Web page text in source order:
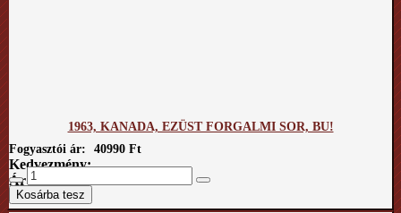
1963, KANADA, EZÜST FORGALMI SOR, BU!
Fogyasztói ár:
40990 Ft
Kedvezmény:
Ár / kg: